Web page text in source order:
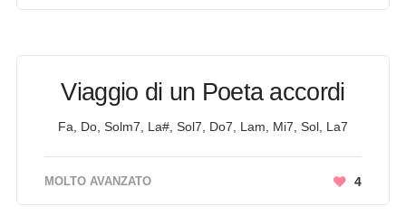
Viaggio di un Poeta accordi
Fa, Do, Solm7, La#, Sol7, Do7, Lam, Mi7, Sol, La7
MOLTO AVANZATO 4